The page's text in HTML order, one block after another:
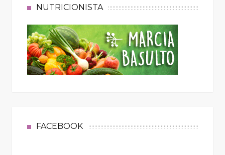
NUTRICIONISTA
FACEBOOK